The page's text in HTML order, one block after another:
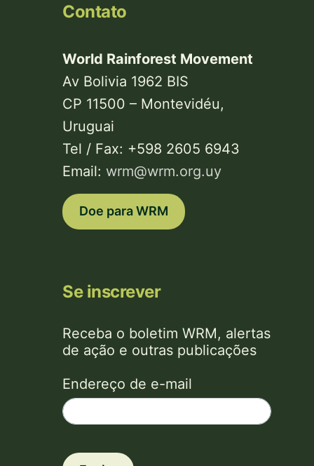
Contato
World Rainforest Movement
Av Bolivia 1962 BIS
CP 11500 – Montevidéu,
Uruguai
Tel / Fax: +598 2605 6943
Email: wrm@wrm.org.uy
Doe para WRM
Se inscrever
Receba o boletim WRM, alertas
de ação e outras publicações
Endereço de e-mail